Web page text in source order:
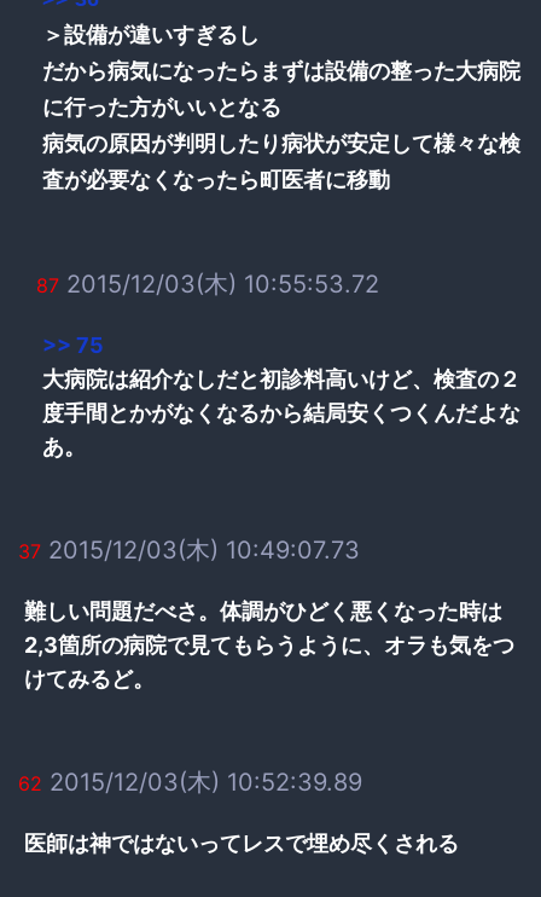
＞設備が違いすぎるし
だから病気になったらまずは設備の整った大病院
に行った方がいいとなる
病気の原因が判明したり病状が安定して様々な検
査が必要なくなったら町医者に移動
87 2015/12/03(木) 10:55:53.72
>> 75
大病院は紹介なしだと初診料高いけど、検査の２
度手間とかがなくなるから結局安くつくんだよな
あ。
37 2015/12/03(木) 10:49:07.73
難しい問題だべさ。体調がひどく悪くなった時は
2,3箇所の病院で見てもらうように、オラも気をつ
けてみるど。
62 2015/12/03(木) 10:52:39.89
医師は神ではないってレスで埋め尽くされる